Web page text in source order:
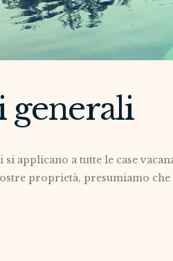
generali
applicano a tutte le case
proprietà, presumiamo